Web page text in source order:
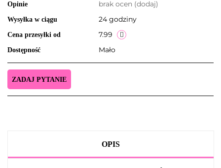
Opinie brak ocen (dodaj)
Wysyłka w ciągu 24 godziny
Cena przesyłki od 7.99
Dostępność Mało
ZADAJ PYTANIE
OPIS